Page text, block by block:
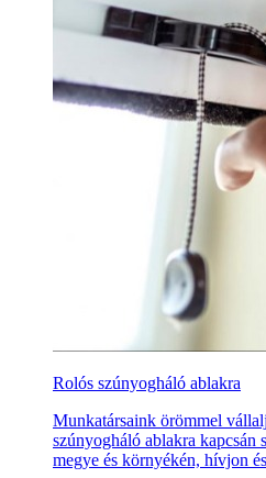
Rolós szúnyogháló ablakra
Munkatársaink örömmel
szúnyogháló ablakra kapcsán
megye és környékén, hívjon